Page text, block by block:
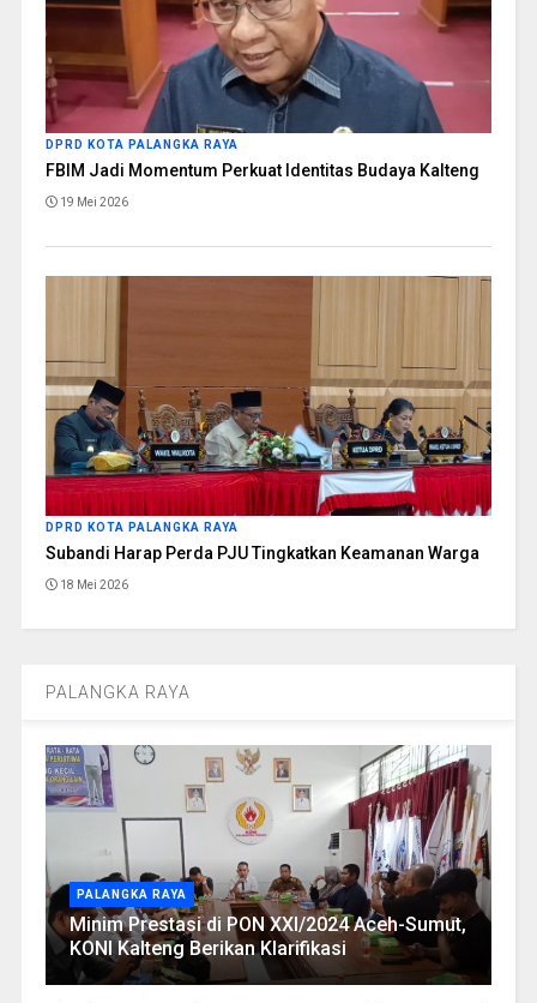
DPRD KOTA PALANGKA RAYA
FBIM Jadi Momentum Perkuat Identitas Budaya Kalteng
19 Mei 2026
DPRD KOTA PALANGKA RAYA
Subandi Harap Perda PJU Tingkatkan Keamanan Warga
18 Mei 2026
PALANGKA RAYA
PALANGKA RAYA
Minim Prestasi di PON XXI/2024 Aceh-Sumut,
KONI Kalteng Berikan Klarifikasi